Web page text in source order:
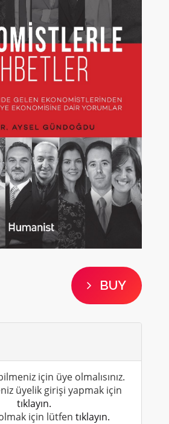
BUY
için üye olmalısınız.
üyelik girişi yapmak için
tıklayın.
için lütfen tıklayın.